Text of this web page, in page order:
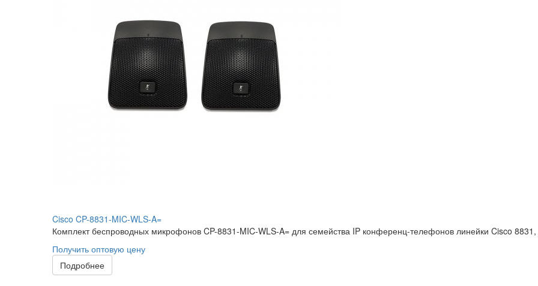
Cisco CP-8831-MIC-WLS-A=
Комплект беспроводных микрофонов CP-8831-MIC-WLS-A= для семейства IP конференц-телефонов линейки Cisco
Получить оптовую цену
Подробнее